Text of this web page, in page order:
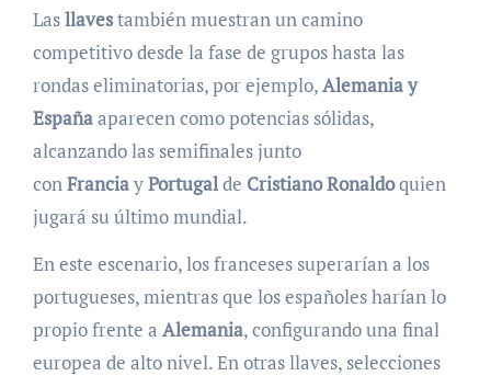
Lasllavestambién muestran un camino
competitivo desde la fase de grupos hasta las
rondas eliminatorias, por ejemplo,Alemania y
Españaaparecen como potencias sólidas,
alcanzando las semifinales junto
con FranciayPortugalde Cristiano Ronaldoquien
jugará su último mundial.
En este escenario, los franceses superarían a los
portugueses, mientras que los españoles harían lo
propio frente a Alemania, configurando una final
europea de alto nivel. En otras llaves, selecciones